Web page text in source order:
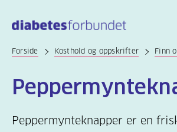
hovedinnhold
Forside Kosthold og oppskrifter Finn
Peppermynteknapper er en